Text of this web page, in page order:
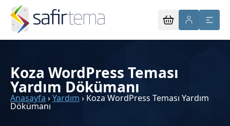
Koza WordPress Teması
Yardım Dökümanı
Anasayfa ›Yardım › Koza WordPress Teması Yardım
Dökümanı